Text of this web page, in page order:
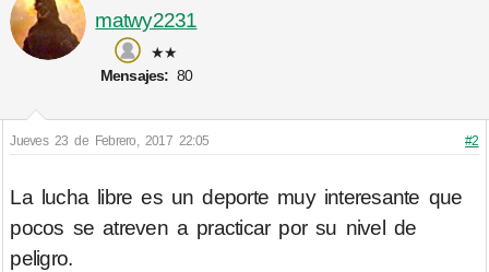
matwy2231
★★
Mensajes: 80
Jueves 23 de Febrero, 2017 22:05 #2
La lucha libre es un deporte muy interesante que
pocos se atreven a practicar por su nivel de
peligro.